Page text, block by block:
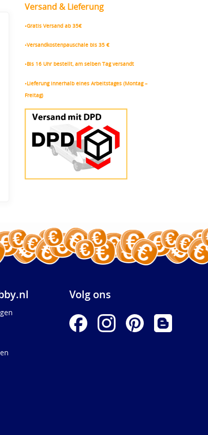
Versand & Lieferung
•Gratis Versand ab 35€
•Versandkostenpauschale bis 35 €
•Bis 16 Uhr bestellt, am selben Tag versandt
•Lieferung innerhalb eines Arbeitstages (Montag –
Freitag)
Volg ons